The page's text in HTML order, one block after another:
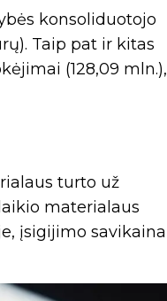
konsoliduotojo
Taip pat ir kitas
(128,09 mln.),
turto už
materialaus
įsigijimo savikaina